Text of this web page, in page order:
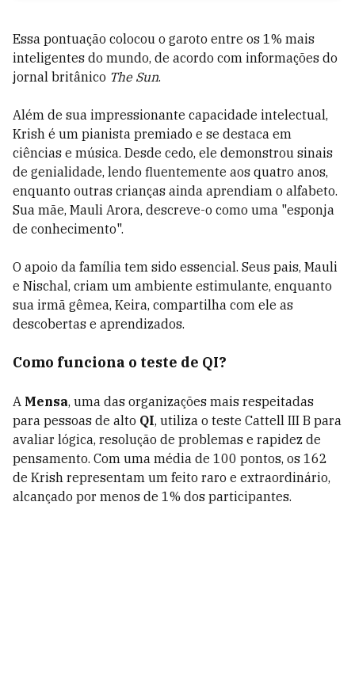
Essa pontuação colocou o garoto entre os 1% mais
inteligentes do mundo, de acordo com informações do
jornal britânico The Sun.
Além de sua impressionante capacidade intelectual,
Krish é um pianista premiado e se destaca em
ciências e música. Desde cedo, ele demonstrou sinais
de genialidade, lendo fluentemente aos quatro anos,
enquanto outras crianças ainda aprendiam o alfabeto.
Sua mãe, Mauli Arora, descreve-o como uma "esponja
de conhecimento".
O apoio da família tem sido essencial. Seus pais, Mauli
e Nischal, criam um ambiente estimulante, enquanto
sua irmã gêmea, Keira, compartilha com ele as
descobertas e aprendizados.
Como funciona o teste de QI?
A Mensa, uma das organizações mais respeitadas
para pessoas de alto QI, utiliza o teste Cattell III B para
avaliar lógica, resolução de problemas e rapidez de
pensamento. Com uma média de 100 pontos, os 162
de Krish representam um feito raro e extraordinário,
alcançado por menos de 1% dos participantes.